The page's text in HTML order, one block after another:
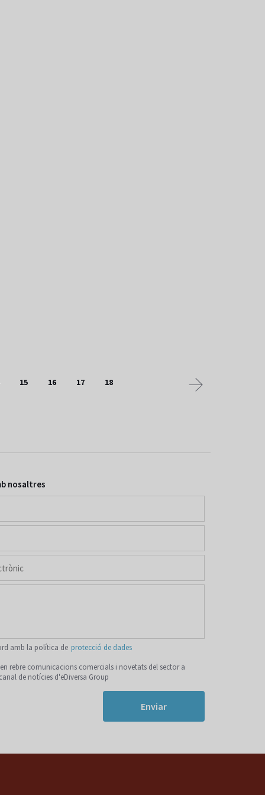
15 16 17 18
nosaltres
amb la política de protecció de dades
rebre comunicacions comercials i novetats del sector a
de notícies d'eDiversa Group
Enviar